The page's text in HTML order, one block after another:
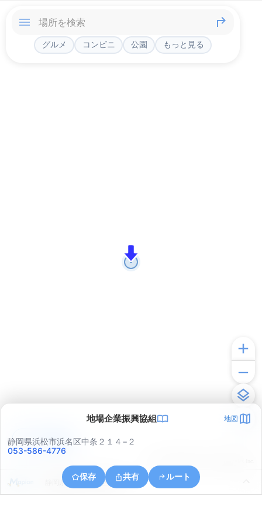
グルメ コンビニ 公園 もっと見る
地場企業振興協組 地図
静岡県浜松市浜名区中条２１４−２
053-586-4776
保存 共有 ルート
静岡県浜松市浜名区中条
アプリで見る